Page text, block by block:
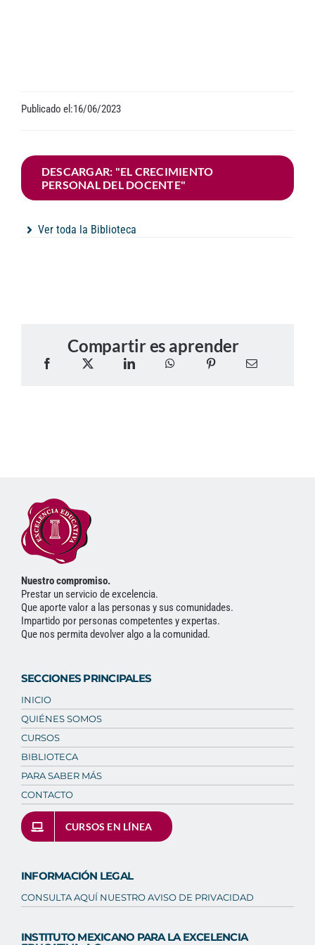
Publicado el:16/06/2023
DESCARGAR: "EL CRECIMIENTO
PERSONAL DEL DOCENTE"
Ver toda la Biblioteca
Compartir es aprender
Nuestro compromiso.
Prestar un servicio de excelencia.
Que aporte valor a las personas y sus comunidades.
Impartido por personas competentes y expertas.
Que nos permita devolver algo a la comunidad.
SECCIONES PRINCIPALES
INICIO
QUIÉNES SOMOS
CURSOS
BIBLIOTECA
PARA SABER MÁS
CONTACTO
CURSOS EN LÍNEA
INFORMACIÓN LEGAL
CONSULTA AQUÍ NUESTRO AVISO DE PRIVACIDAD
INSTITUTO MEXICANO PARA LA EXCELENCIA